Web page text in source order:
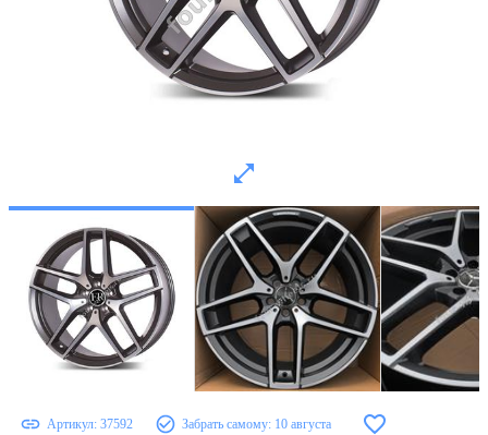
Артикул: 37592 Забрать самому: 10 августа